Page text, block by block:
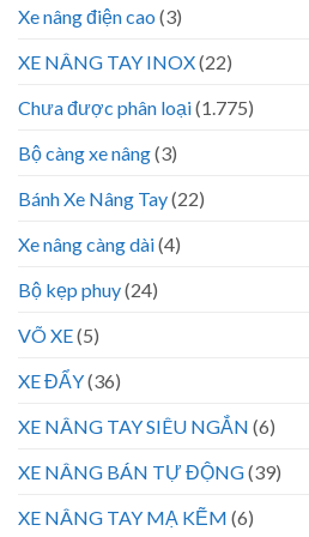
Xe nâng điện cao (3)
XE NÂNG TAY INOX(22)
Chưa được phân loại(1.775)
Bộ càng xe nâng(3)
Bánh Xe Nâng Tay(22)
Xe nâng càng dài(4)
Bộ kẹp phuy(24)
VÕ XE(5)
XE ĐẨY(36)
XE NÂNG TAY SIÊU NGẮN (6)
XE NÂNG BÁN TỰ ĐỘNG(39)
XE NÂNG TAY MẠ KẼM (6)